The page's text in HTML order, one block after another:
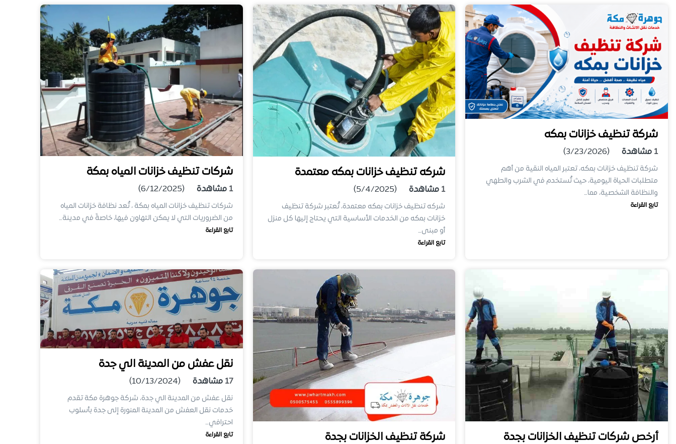
شركة تنظيف خزانات بمكه
1 مشاهدة (3/23/2026)
شركة تنظيف خزانات بمكه، تعتبر المياه النقية من أهم
متطلبات الحياة اليومية، حيث تُستخدم في الشرب والطهي
والنظافة الشخصية، مما…
تابع القراءة
شركه تنظيف خزانات بمكه معتمدة
1 مشاهدة (5/4/2025)
شركه تنظيف خزانات بمكه معتمدة، تُعتبر شركة تنظيف
خزانات بمكه من الخدمات الأساسية التي يحتاج إليها كل منزل
أو مبنى…
تابع القراءة
شركات تنظيف خزانات المياه بمكة
1 مشاهدة (6/12/2025)
شركات تنظيف خزانات المياه بمكة ، تُعد نظافة خزانات المياه
من الضروريات التي لا يمكن التهاون فيها، خاصةً في مدينة…
تابع القراءة
أرخص شركات تنظيف الخزانات بجدة شركة تنظيف الخزانات بجدة
نقل عفش من المدينة الي جدة
17 مشاهدة (10/13/2024)
نقل عفش من المدينة الي جدة، شركة جوهرة مكة تقدم
خدمات نقل العفش من المدينة المنورة إلى جدة بأسلوب
احترافي…
تابع القراءة